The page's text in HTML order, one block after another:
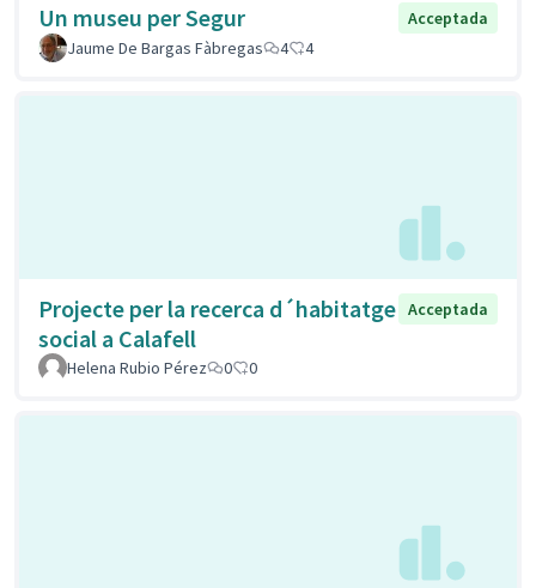
Un museu per Segur
Acceptada
Jaume De Bargas Fàbregas
4 4
Projecte per la recerca d´habitatge
social a Calafell
Acceptada
Helena Rubio Pérez 0 0